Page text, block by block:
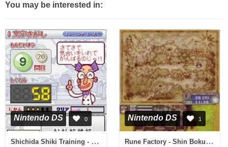
You may be interested in:
Nintendo DS 0
Shichida Shiki Training - Unou Tanren Unotan DS - Shun Kan Shoubu! Shuuchuuryoku (Japan)
Nintendo DS 1
Rune Factory - Shin Bokujou Monogatari (Japan)